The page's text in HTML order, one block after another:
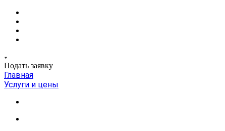
Подать заявку
Главная
Услуги и цены